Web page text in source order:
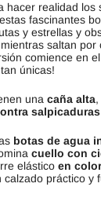
hacer realidad los
fascinantes
y estrellas y
saltan por
comience en
únicas!
una caña alta
salpicaduras
botas de agua
cuello con
elástico en
práctico y